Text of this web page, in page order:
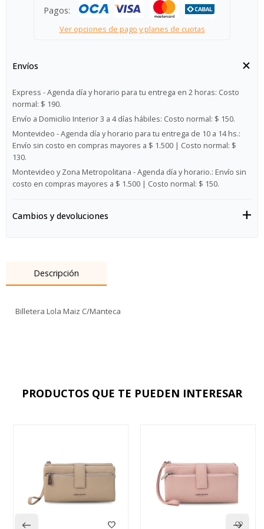
Pagos:
Ver opciones de pago y planes de cuotas
Envíos
Express - Agenda día y horario para tu entrega en 2 horas: Costo
normal: $ 190.
Envío a Domicilio Interior 3 a 4 días hábiles: Costo normal: $ 150.
Montevideo - Agenda día y horario para tu entrega de 10 a 14 hs.:
Envío sin costo en compras mayores a $ 1.500 | Costo normal: $
130.
Montevideo y Zona Metropolitana - Agenda día y horario.: Envío sin
costo en compras mayores a $ 1.500 | Costo normal: $ 150.
Cambios y devoluciones
Descripción
Billetera Lola Maiz C/Manteca
PRODUCTOS QUE TE PUEDEN INTERESAR